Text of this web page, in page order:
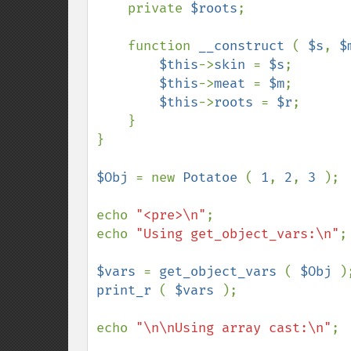
    private
$roots;
    function
__construct ( $s,
$this->skin = $s;
$this->meat = $m;
$this->roots = $r;
}
$Obj = new Potatoe ( 1, 2, 3 );
echo "<pre>\n" ;
echo "Using get_object_vars:\n" ;
$vars = get_object_vars ( $Obj
print_r ( $vars );
echo "\n\nUsing array cast:\n" ;